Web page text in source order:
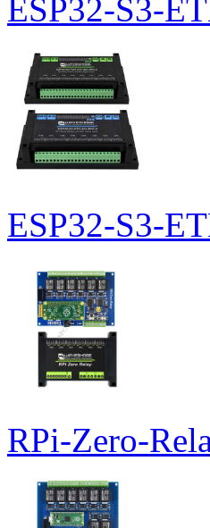
ESP32-S3-
ESP32-S3-
RPi-Zero-